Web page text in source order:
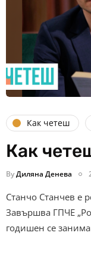
Как четеш
Как
ByДиляна Денева
Станчо Станчев е
Завършва ГПЧЕ
годишен се